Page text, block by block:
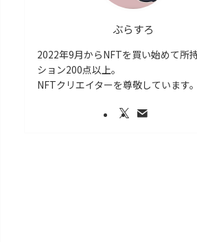
ぶらすろ
2022年9月からNFTを買い始めて所
ション200点以上。
NFTクリエイターを尊敬しています。